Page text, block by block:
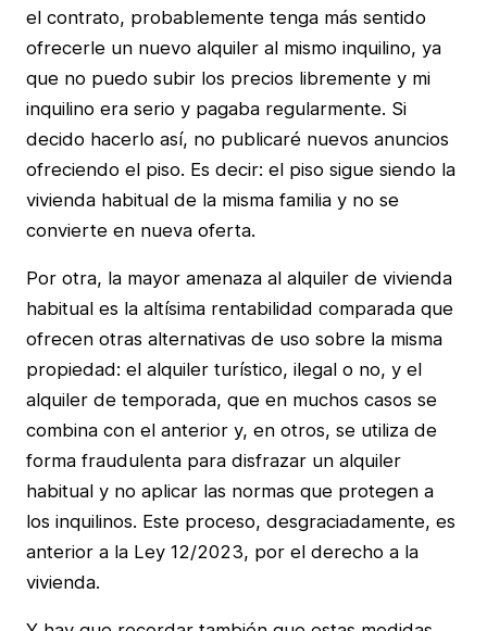
el contrato, probablemente tenga más sentido
ofrecerle un nuevo alquiler al mismo inquilino, ya
que no puedo subir los precios libremente y mi
inquilino era serio y pagaba regularmente. Si
decido hacerlo así, no publicaré nuevos anuncios
ofreciendo el piso. Es decir: el piso sigue siendo la
vivienda habitual de la misma familia y no se
convierte en nueva oferta.
Por otra, la mayor amenaza al alquiler de vivienda
habitual es la altísima rentabilidad comparada que
ofrecen otras alternativas de uso sobre la misma
propiedad: el alquiler turístico, ilegal o no, y el
alquiler de temporada, que en muchos casos se
combina con el anterior y, en otros, se utiliza de
forma fraudulenta para disfrazar un alquiler
habitual y no aplicar las normas que protegen a
los inquilinos. Este proceso, desgraciadamente, es
anterior a la Ley 12/2023, por el derecho a la
vivienda.